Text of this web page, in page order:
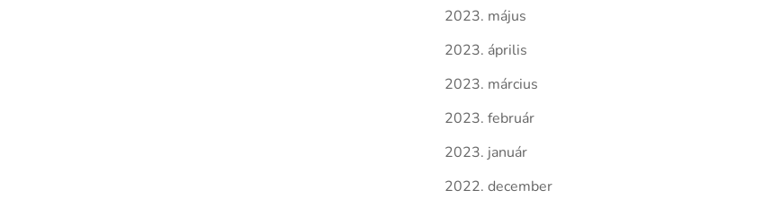
2023. május
2023. április
2023. március
2023. február
2023. január
2022. december